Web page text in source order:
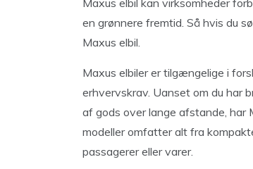
Maxus elbil kan virksomheder
en grønnere fremtid. Så hvis du
Maxus elbil.
Maxus elbiler er tilgængelige i
erhvervskrav. Uanset om du har
af gods over lange afstande, har
modeller omfatter alt fra
passagerer eller varer.